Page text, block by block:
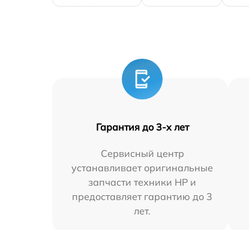
Гарантия до 3-х лет
Сервисный центр
устанавливает оригинальные
запчасти техники HP и
предоставляет гарантию до 3
лет.